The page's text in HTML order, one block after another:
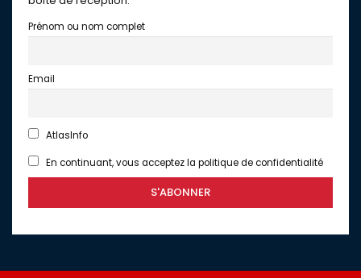
Prénom ou nom complet
Email
AtlasInfo
En continuant, vous acceptez la politique de confidentialité